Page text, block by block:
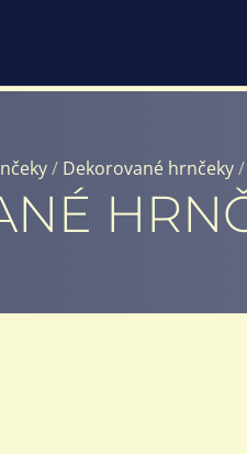
/ Dekorované hrnčeky